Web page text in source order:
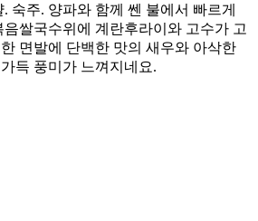
숙주. 양파와 함께 쎈 불에서 빠르게
쌀국수위에 계란후라이와 고수가 고
면발에 단백한 맛의 새우와 아삭한
득 풍미가 느껴지네요.